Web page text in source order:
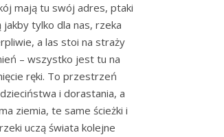
mają tu swój adres, ptaki
jakby tylko dla nas, rzeka
a las stoi na straży
– wszystko jest tu na
ręki. To przestrzeń
i dorastania, a
ziemia, te same ścieżki i
uczą świata kolejne